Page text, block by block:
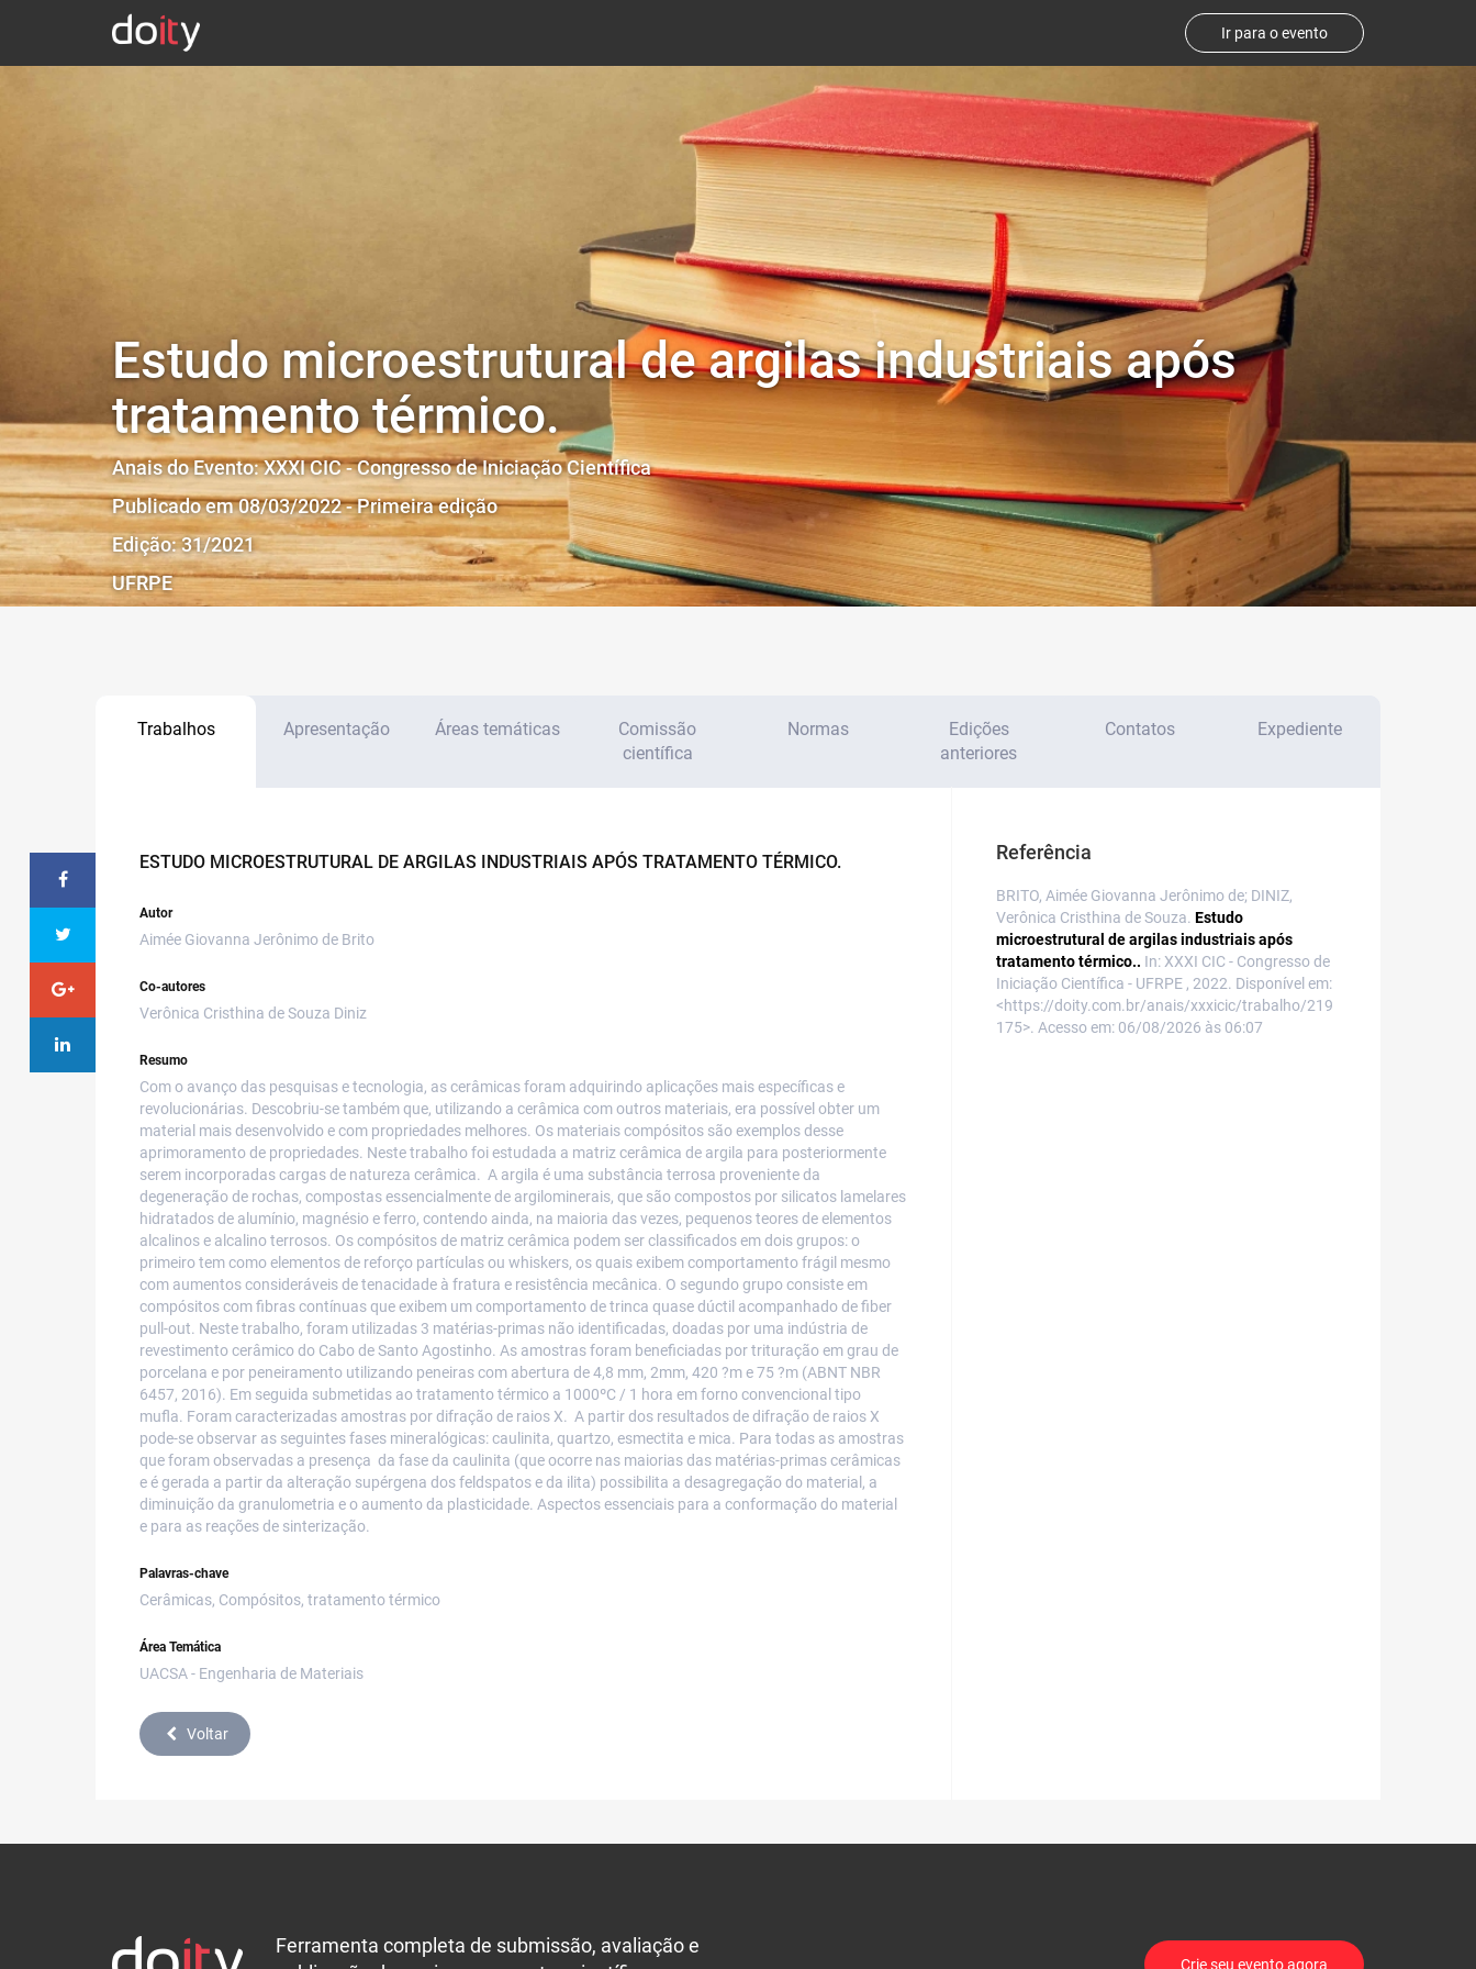
Ir para o evento
Estudo microestrutural de argilas industriais após
tratamento térmico.
Anais do Evento: XXXI CIC - Congresso de Iniciação Científica
Publicado em 08/03/2022 - Primeira edição
Edição: 31/2021
UFRPE
Trabalhos Apresentação Áreas temáticas
Comissão
científica
Normas
Edições
anteriores
Contatos Expediente
ESTUDO MICROESTRUTURAL DE ARGILAS INDUSTRIAIS APÓS TRATAMENTO TÉRMICO.
Autor
Aimée Giovanna Jerônimo de Brito
Co-autores
Verônica Cristhina de Souza Diniz
Resumo
Com o avanço das pesquisas e tecnologia, as cerâmicas foram adquirindo aplicações mais específicas e
revolucionárias. Descobriu-se também que, utilizando a cerâmica com outros materiais, era possível obter um
material mais desenvolvido e com propriedades melhores. Os materiais compósitos são exemplos desse
aprimoramento de propriedades. Neste trabalho foi estudada a matriz cerâmica de argila para posteriormente
serem incorporadas cargas de natureza cerâmica. A argila é uma substância terrosa proveniente da
degeneração de rochas, compostas essencialmente de argilominerais, que são compostos por silicatos lamelares
hidratados de alumínio, magnésio e ferro, contendo ainda, na maioria das vezes, pequenos teores de elementos
alcalinos e alcalino terrosos. Os compósitos de matriz cerâmica podem ser classificados em dois grupos: o
primeiro tem como elementos de reforço partículas ou whiskers, os quais exibem comportamento frágil mesmo
com aumentos consideráveis de tenacidade à fratura e resistência mecânica. O segundo grupo consiste em
compósitos com fibras contínuas que exibem um comportamento de trinca quase dúctil acompanhado de fiber
pull-out. Neste trabalho, foram utilizadas 3 matérias-primas não identificadas, doadas por uma indústria de
revestimento cerâmico do Cabo de Santo Agostinho. As amostras foram beneficiadas por trituração em grau de
porcelana e por peneiramento utilizando peneiras com abertura de 4,8 mm, 2mm, 420 ?m e 75 ?m (ABNT NBR
6457, 2016). Em seguida submetidas ao tratamento térmico a 1000ºC / 1 hora em forno convencional tipo
mufla. Foram caracterizadas amostras por difração de raios X. A partir dos resultados de difração de raios X
pode-se observar as seguintes fases mineralógicas: caulinita, quartzo, esmectita e mica. Para todas as amostras
que foram observadas a presença da fase da caulinita (que ocorre nas maiorias das matérias-primas cerâmicas
e é gerada a partir da alteração supérgena dos feldspatos e da ilita) possibilita a desagregação do material, a
diminuição da granulometria e o aumento da plasticidade. Aspectos essenciais para a conformação do material
e para as reações de sinterização.
Palavras-chave
Cerâmicas, Compósitos, tratamento térmico
Área Temática
UACSA - Engenharia de Materiais
Voltar
Referência
BRITO, Aimée Giovanna Jerônimo de; DINIZ,
Verônica Cristhina de Souza. Estudo
microestrutural de argilas industriais após
tratamento térmico.. In: XXXI CIC - Congresso de
Iniciação Científica - UFRPE , 2022. Disponível em:
<https://doity.com.br/anais/xxxicic/trabalho/219
175>. Acesso em: 06/08/2026 às 06:07
Ferramenta completa de submissão, avaliação e
Crie seu evento agora